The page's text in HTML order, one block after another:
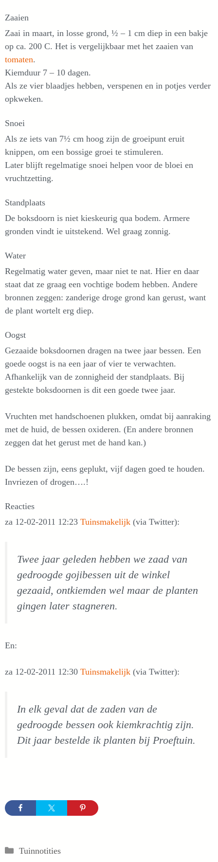
Zaaien
Zaai in maart, in losse grond, ½ – 1 cm diep in een bakje
op ca. 200 C. Het is vergelijkbaar met het zaaien van
tomaten.
Kiemduur 7 – 10 dagen.
Als ze vier blaadjes hebben, verspenen en in potjes verder
opkweken.
Snoei
Als ze iets van 7½ cm hoog zijn de groeipunt eruit
knippen, om een bossige groei te stimuleren.
Later blijft regelmatige snoei helpen voor de bloei en
vruchtzetting.
Standplaats
De boksdoorn is niet kieskeurig qua bodem. Armere
gronden vindt ie uitstekend. Wel graag zonnig.
Water
Regelmatig water geven, maar niet te nat. Hier en daar
staat dat ze graag een vochtige bodem hebben. Andere
bronnen zeggen: zanderige droge grond kan gerust, want
de plant wortelt erg diep.
Oogst
Gezaaide boksdoornen dragen na twee jaar bessen. Een
goede oogst is na een jaar of vier te verwachten.
Afhankelijk van de zonnigheid der standplaats. Bij
gestekte boksdoornen is dit een goede twee jaar.
Vruchten met handschoenen plukken, omdat bij aanraking
met de huid, de bessen oxideren. (En andere bronnen
zeggen dat het gerust met de hand kan.)
De bessen zijn, eens geplukt, vijf dagen goed te houden.
Invriezen of drogen….!
Reacties
za 12-02-2011 12:23 Tuinsmakelijk (via Twitter):
Twee jaar geleden hebben we zaad van
gedroogde gojibessen uit de winkel
gezaaid, ontkiemden wel maar de planten
gingen later stagneren.
En:
za 12-02-2011 12:30 Tuinsmakelijk (via Twitter):
In elk geval dat de zaden van de
gedroogde bessen ook kiemkrachtig zijn.
Dit jaar bestelde ik planten bij Proeftuin.
Categorieën
Tuinnotities